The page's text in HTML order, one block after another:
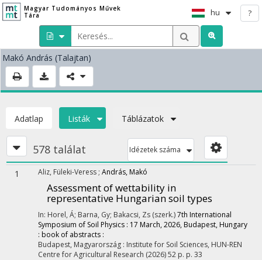
Magyar Tudományos Művek
Tára
hu ?
Makó András (Talajtan)
Adatlap Listák Táblázatok
578 találat Idézetek száma
1 Aliz, Füleki-Veress ; András, Makó
Assessment of wettability in
representative Hungarian soil types
In: Horel, Á; Barna, Gy; Bakacsi, Zs (szerk.)7th International
Symposium of Soil Physics : 17 March, 2026, Budapest, Hungary
: book of abstracts :
Budapest, Magyarország : Institute for Soil Sciences, HUN-REN
Centre for Agricultural Research (2026)52 p. p. 33